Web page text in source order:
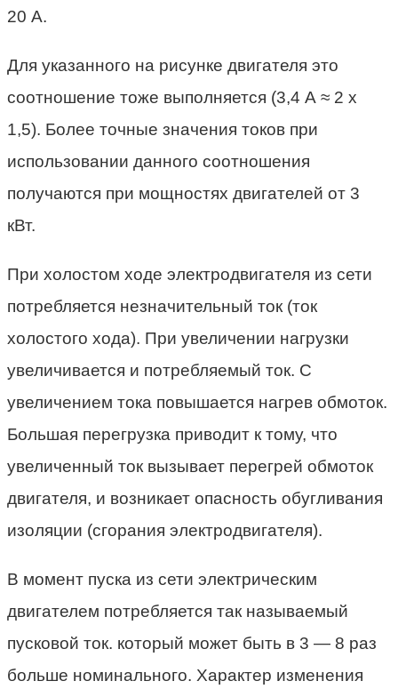
20 А.
Для указанного на рисунке двигателя это
соотношение тоже выполняется (3,4 А ≈ 2 х
1,5). Более точные значения токов при
использовании данного соотношения
получаются при мощностях двигателей от 3
кВт.
При холостом ходе электродвигателя из сети
потребляется незначительный ток (ток
холостого хода). При увеличении нагрузки
увеличивается и потребляемый ток. С
увеличением тока повышается нагрев обмоток.
Большая перегрузка приводит к тому, что
увеличенный ток вызывает перегрей обмоток
двигателя, и возникает опасность обугливания
изоляции (сгорания электродвигателя).
В момент пуска из сети электрическим
двигателем потребляется так называемый
пусковой ток. который может быть в 3 — 8 раз
больше номинального. Характер изменения